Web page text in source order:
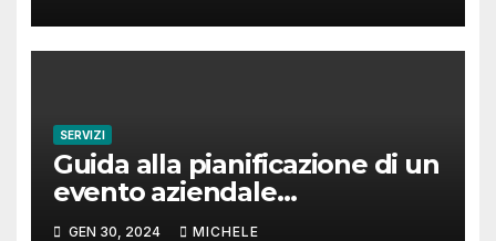
SERVIZI
Guida alla pianificazione di un
evento aziendale
indimenticabile
GEN 30, 2024 MICHELE